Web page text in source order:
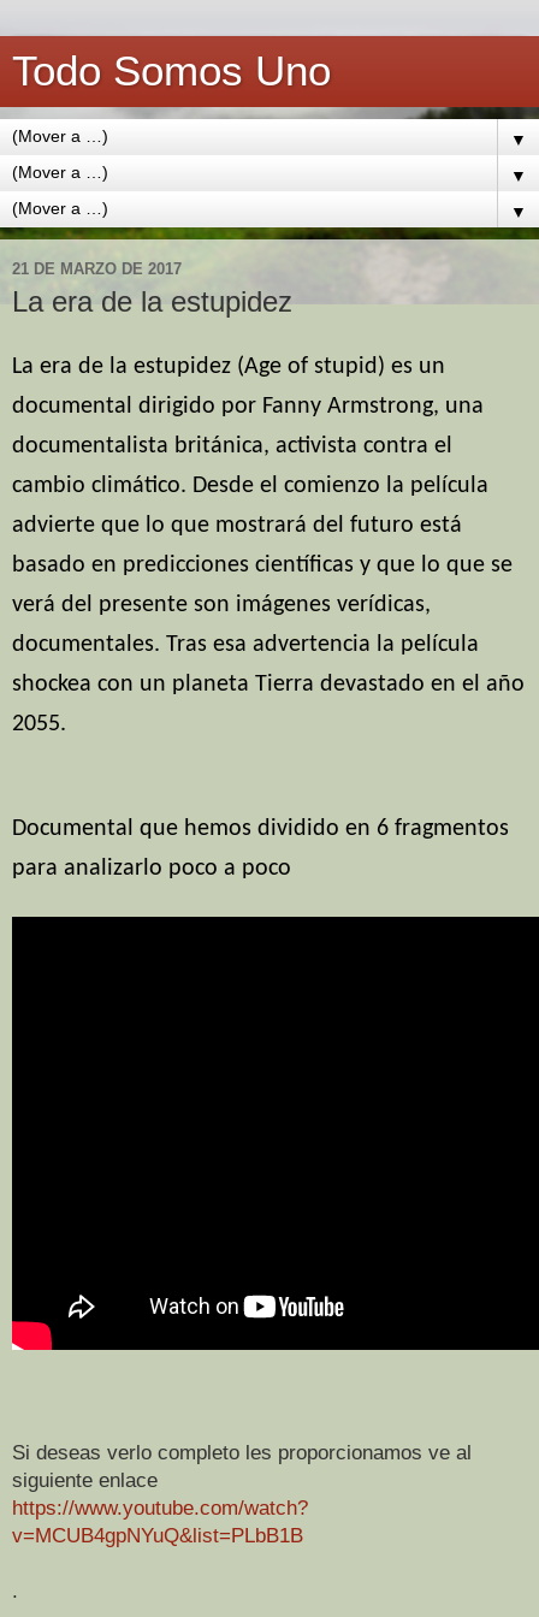
Todo Somos Uno
▼
▼
▼
21 DE MARZO DE 2017
La era de la estupidez
La era de la estupidez (Age of stupid) es un
documental dirigido por Fanny Armstrong, una
documentalista británica, activista contra el
cambio climático. Desde el comienzo la película
advierte que lo que mostrará del futuro está
basado en predicciones científicas y que lo que se
verá del presente son imágenes verídicas,
documentales. Tras esa advertencia la película
shockea con un planeta Tierra devastado en el año
2055.
Documental que hemos dividido en 6 fragmentos
para analizarlo poco a poco
Si deseas verlo completo les proporcionamos ve al
siguiente enlace
https://www.youtube.com/watch?
v=MCUB4gpNYuQ&list=PLbB1B
.